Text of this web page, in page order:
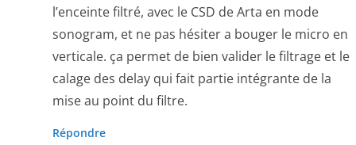
l’enceinte filtré, avec le CSD de Arta en mode
sonogram, et ne pas hésiter a bouger le micro en
verticale. ça permet de bien valider le filtrage et le
calage des delay qui fait partie intégrante de la
mise au point du filtre.
Répondre